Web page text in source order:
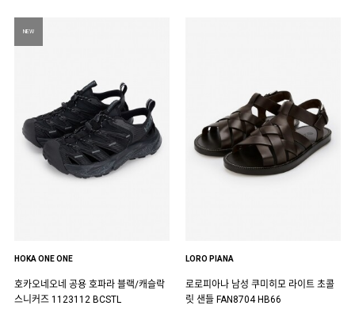
NEW
HOKA ONE ONE
호카오네오네 공용 호파라 블랙/캐슬락
스니커즈 1123112 BCSTL
LORO PIANA
로로피아나 남성 쿠미히모 라이트 초콜
릿 샌들 FAN8704 HB66